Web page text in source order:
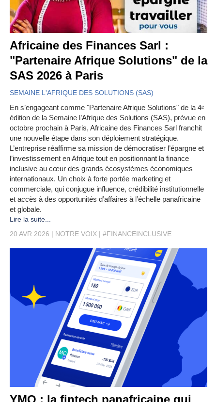
Africaine des Finances Sarl :
"Partenaire Afrique Solutions" de la
SAS 2026 à Paris
SEMAINE L'AFRIQUE DES SOLUTIONS (SAS)
En s’engageant comme "Partenaire Afrique Solutions" de la 4ᵉ
édition de la Semaine l’Afrique des Solutions (SAS), prévue en
octobre prochain à Paris, Africaine des Finances Sarl franchit
une nouvelle étape dans son déploiement stratégique.
L’entreprise réaffirme sa mission de démocratiser l’épargne et
l’investissement en Afrique tout en positionnant la finance
inclusive au cœur des grands écosystèmes économiques
internationaux. Un choix à forte portée marketing et
commerciale, qui conjugue influence, crédibilité institutionnelle
et accès à des opportunités d’affaires à l’échelle panafricaine
et globale.
Lire la suite...
20 AVR 2026
NOTRE VOIX #FINANCEINCLUSIVE
YMO : la fintech panafricaine qui